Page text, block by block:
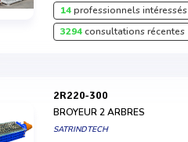
14professionnels intéressés
3294consultations récentes
2R220-300
BROYEUR 2 ARBRES
SATRINDTECH